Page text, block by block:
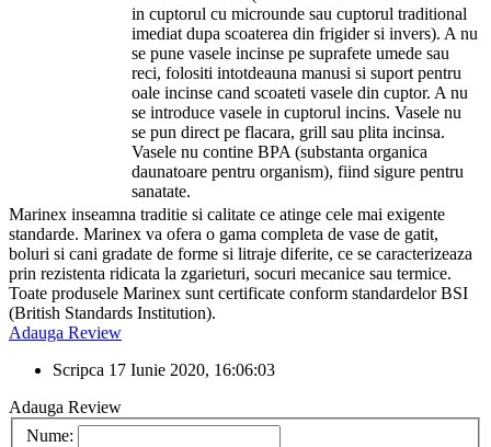
in cuptorul cu microunde sau cuptorul traditional
imediat dupa scoaterea din frigider si invers). A nu
se pune vasele incinse pe suprafete umede sau
reci, folositi intotdeauna manusi si suport pentru
oale incinse cand scoateti vasele din cuptor. A nu
se introduce vasele in cuptorul incins. Vasele nu
se pun direct pe flacara, grill sau plita incinsa.
Vasele nu contine BPA (substanta organica
daunatoare pentru organism), fiind sigure pentru
sanatate.
Marinex inseamna traditie si calitate ce atinge cele mai exigente
standarde. Marinex va ofera o gama completa de vase de gatit,
boluri si cani gradate de forme si litraje diferite, ce se caracterizeaza
prin rezistenta ridicata la zgarieturi, socuri mecanice sau termice.
Toate produsele Marinex sunt certificate conform standardelor BSI
(British Standards Institution).
Adauga Review
Scripca 17 Iunie 2020, 16:06:03
Adauga Review
Nume: